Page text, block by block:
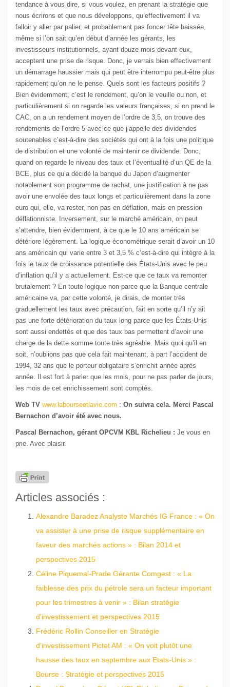
tendance à vous dire, si vous voulez, en prenant la stratégie que
nous écrirons et que nous développons, qu’effectivement il va
falloir y aller par palier, et probablement pas foncer tête baissée,
même si l’on sait qu’en début d’année les gérants, les
investisseurs institutionnels, ayant douze mois devant eux,
acceptent une prise de risque. Donc, je verrais bien effectivement
un démarrage haussier mais qui peut être interrompu peut-être plus
rapidement qu’on ne le pense. Quels sont les facteurs positifs ?
Bien évidemment, c’est le rendement, qu’on le veuille ou non, et
particulièrement si on regarde les valeurs françaises, si on prend le
CAC, on a un rendement moyen de l’ordre de 3,5, on trouve des
rendements de l’ordre 5 avec ce que j’appelle des dividendes
soutenables c’est-à-dire des sociétés qui ont à la fois une politique
de distribution et une volonté de maintenir ce dividende. Donc,
quand on regarde le niveau des taux et l’éventualité d’un QE de la
BCE, plus ce qu’a décidé la banque du Japon d’augmenter
notablement son programme de rachat, une justification à ne pas
avoir une envolée des taux longs et particulièrement dans la zone
euro qui, elle, va rester, non pas en déflation, mais en pression
déflationniste. Inversement, sur le marché américain, on peut
s’attendre, bien évidemment, à ce que le 10 ans américain se
détériore légèrement. La logique économétrique serait d’avoir un 10
ans américain qui varie entre 3 et 3,5 % c’est-à-dire qui intègre à la
fois le taux de croissance potentielle des États-Unis avec le peu
d’inflation qu’il y a actuellement. Est-ce que ce taux va remonter
brutalement ? En toute logique non parce que la Banque centrale
américaine va, par cette volonté, je dirais, de monter très
graduellement les taux avec précaution, fait en sorte qu’il n’y ait
pas une forte détérioration du taux long parce que les États-Unis
sont aussi endettés et que des taux bas permettent d’avoir une
charge de la dette somme toute très agréable. Mais quoi qu’il en
soit, n’oublions pas que cela fait maintenant, à part l’accident de
1994, 32 ans que le porteur obligataire s’enrichit année après
année. Il est fort à parier que les mois, pour ne pas parler de jours,
les mois de cet enrichissement sont comptés.
Web TV www.labourseetlavie.com : On suivra cela. Merci Pascal
Bernachon d’avoir été avec nous.
Pascal Bernachon, gérant OPCVM KBL Richelieu : Je vous en
prie. Avec plaisir.
Articles associés :
Alexandre Baradez Analyste Marchés IG France : « On
va assister à une prise de risque supplémentaire en
faveur des marchés actions » : Bilan 2014 et
perspectives 2015
Céline Piquemal-Prade Gérante Comgest : « La
faiblesse des prix du pétrole sera un facteur important
pour les trimestres à venir » : Bilan stratégie
d'investissement et perspectives 2015
Frédéric Rollin Conseiller en Stratégie
d’investissement Pictet AM : « On voit plutôt une
hausse des taux en septembre aux Etats-Unis » :
Bourse : Stratégie et perspectives 2015